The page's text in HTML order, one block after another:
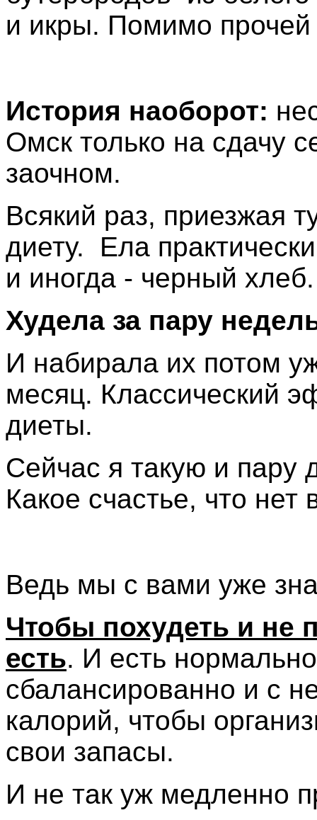
и икры. Помимо прочей
История наоборот:
Омск только на сдачу
заочном.
Всякий раз, приезжая
диету. Ела
и иногда - черный хлеб.
Худела за пару
И набирала их потом
месяц. Классический
диеты.
Сейчас я такую и
Какое счастье, что
Ведь мы с вами уже
Чтобы похудеть и не
есть. И есть
сбалансированно и с
калорий, чтобы
свои запасы.
И не так уж медленно